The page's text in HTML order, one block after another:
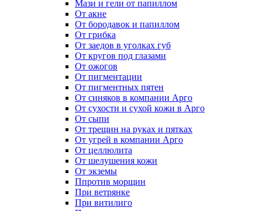
Мази и гели от папиллом
От акне
От бородавок и папиллом
От грибка
От заедов в уголках губ
От кругов под глазами
От ожогов
От пигментации
От пигментных пятен
От синяков в компании Арго
От сухости и сухой кожи в Арго
От сыпи
От трещин на руках и пятках
От угрей в компании Арго
От целлюлита
От шелушения кожи
От экземы
Ппротив морщин
При ветрянке
При витилиго